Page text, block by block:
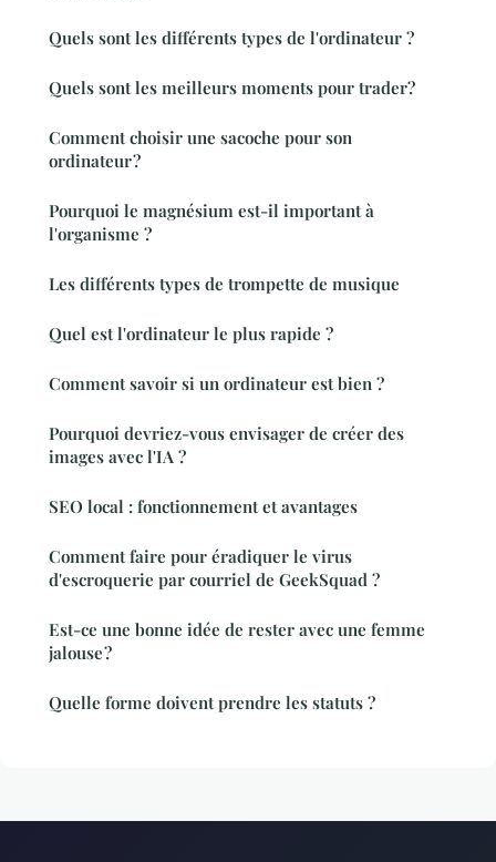
Quels sont les différents types de l'ordinateur ?
Quels sont les meilleurs moments pour trader?
Comment choisir une sacoche pour son
ordinateur ?
Pourquoi le magnésium est-il important à
l'organisme ?
Les différents types de trompette de musique
Quel est l'ordinateur le plus rapide ?
Comment savoir si un ordinateur est bien ?
Pourquoi devriez-vous envisager de créer des
images avec l'IA ?
SEO local : fonctionnement et avantages
Comment faire pour éradiquer le virus
d'escroquerie par courriel de GeekSquad ?
Est-ce une bonne idée de rester avec une femme
jalouse ?
Quelle forme doivent prendre les statuts ?